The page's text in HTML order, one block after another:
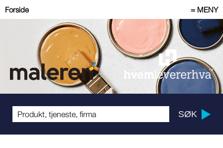
Forside = MENY